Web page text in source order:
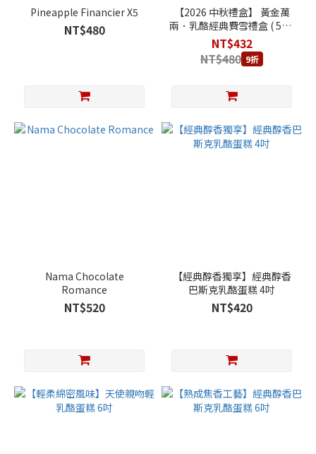
Pineapple Financier X5
NT$480
【2026 中秋禮盒】 黃金萬
兩．乳酪經典費雪禮盒 ( 5入/
盒)
NT$432
NT$480 9折
Nama Chocolate
Romance
NT$520
【經典醇香獨享】經典醇香
巴斯克乳酪蛋糕 4吋
NT$420